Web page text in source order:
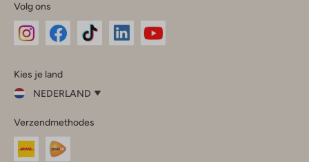
Volg ons
InstagramFacebook
Kies je land
NEDERLAND
je
land
Nederland
Verzendmethodes